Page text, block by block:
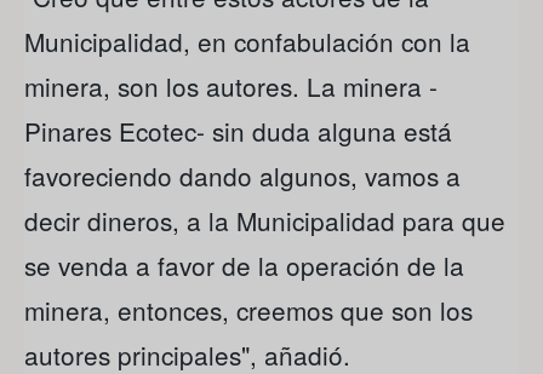
Municipalidad, en confabulación con la
minera, son los autores. La minera -
Pinares Ecotec- sin duda alguna está
favoreciendo dando algunos, vamos a
decir dineros, a la Municipalidad para que
se venda a favor de la operación de la
minera, entonces, creemos que son los
autores principales", añadió.